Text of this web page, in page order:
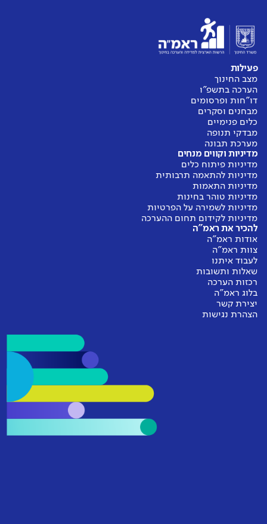
פעילות
מצב החינוך
הערכה בתשפ"ו
דו"חות ופרסומים
מבחנים וסקרים
כלים פנימיים
מבדקי תנופה
מערכת תבונה
מדיניות וקווים מנחים
מדיניות פיתוח כלים
מדיניות להתאמה תרבותית
מדיניות התאמות
מדיניות טוהר בחינות
מדיניות לשמירה על הפרטיות
מדיניות לקידום תחום ההערכה
להכיר את ראמ"ה
אודות ראמ"ה
צוות ראמ"ה
לעבוד איתנו
שאלות ותשובות
רכזות הערכה
בלוג ראמ"ה
יצירת קשר
הצהרת נגישות